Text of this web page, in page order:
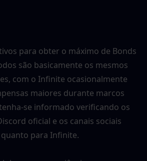
para obter o máximo de Bonds
são basicamente os mesmos
com o Infinite ocasionalmente
maiores durante marcos
se informado verificando os
oficial e os canais sociais
para Infinite.